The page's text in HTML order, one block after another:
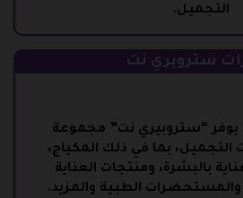
التجميل.
ستروبري نت
يوفر “ستروبيري نت” مجموعة
بما في ذلك المكياج،
بالبشرة، ومنتجات العناية
والمستحضرات الطبية والمزيد.